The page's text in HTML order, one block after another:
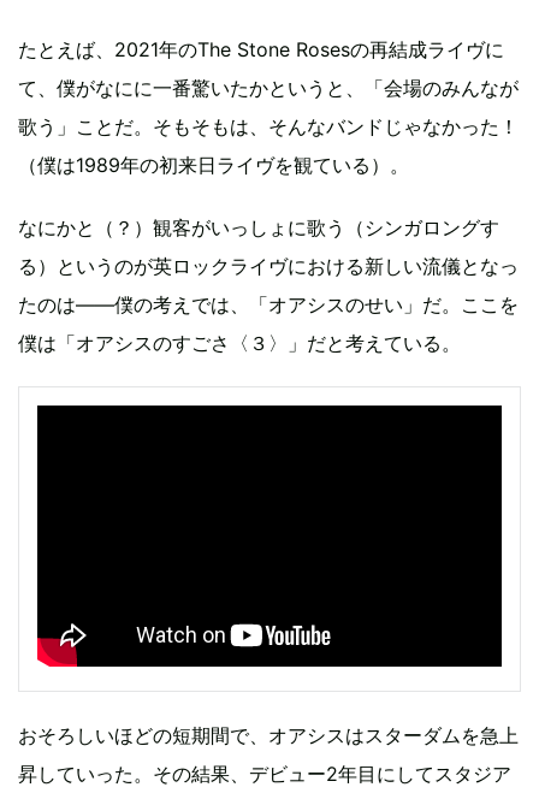
たとえば、2021年のThe Stone Rosesの再結成ライヴに
て、僕がなにに一番驚いたかというと、「会場のみんなが
歌う」ことだ。そもそもは、そんなバンドじゃなかった！
（僕は1989年の初来日ライヴを観ている）。
なにかと（？）観客がいっしょに歌う（シンガロングす
る）というのが英ロックライヴにおける新しい流儀となっ
たのは――僕の考えでは、「オアシスのせい」だ。ここを
僕は「オアシスのすごさ〈３〉」だと考えている。
おそろしいほどの短期間で、オアシスはスターダムを急上
昇していった。その結果、デビュー2年目にしてスタジア